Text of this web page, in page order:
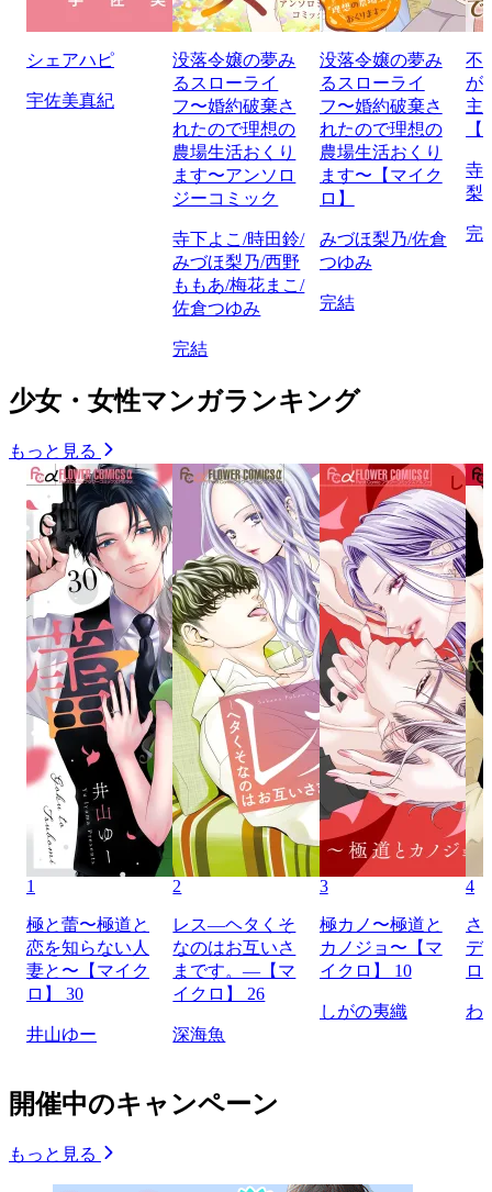
シェアハピ
宇佐美真紀
没落令嬢の夢み
るスローライ
フ〜婚約破棄さ
れたので理想の
農場生活おくり
ます〜アンソロ
ジーコミック
寺下よこ/時田鈴/
みづほ梨乃/西野
ももあ/梅花まこ/
佐倉つゆみ
完結
没落令嬢の夢み
るスローライ
フ〜婚約破棄さ
れたので理想の
農場生活おくり
ます〜【マイク
ロ】
みづほ梨乃/佐倉
つゆみ
完結
不
が
主
寺
梨
完
少女・女性マンガランキング
もっと見る
1
極と蕾〜極道と
恋を知らない人
妻と〜【マイク
ロ】 30
井山ゆー
2
レス―ヘタくそ
なのはお互いさ
まです。―【マ
イクロ】 26
深海魚
3
極カノ〜極道と
カノジョ〜【マ
イクロ】 10
しがの夷織
4
さ
デ
ロ
わ
開催中のキャンペーン
もっと見る